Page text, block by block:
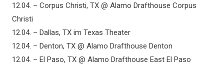
12.04. – Corpus Christi, TX @ Alamo Drafthouse Corpus
Christi
12.04. – Dallas, TX im Texas Theater
12.04. – Denton, TX @ Alamo Drafthouse Denton
12.04. – El Paso, TX @ Alamo Drafthouse East El Paso